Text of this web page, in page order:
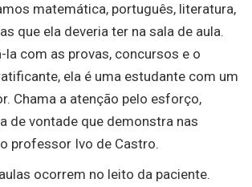
matemática, português, literatura,
que ela deveria ter na sala de aula.
la com as provas, concursos e o
ela é uma estudante com um
Chama a atenção pelo esforço,
de vontade que demonstra nas
professor Ivo de Castro.
ocorrem no leito da paciente.